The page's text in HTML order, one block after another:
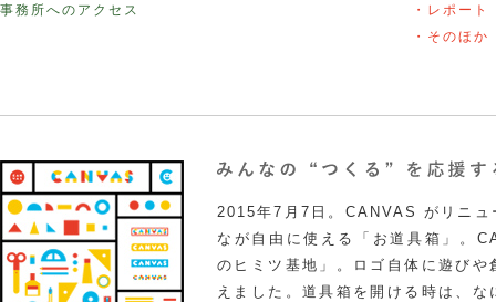
事務所へのアクセス
・レポート
・そのほか
2015年7月7日。CANVAS がリニュ
なが自由に使える「お道具箱」。
のヒミツ基地」。ロゴ自体に遊び
えました。道具箱を開ける時は、